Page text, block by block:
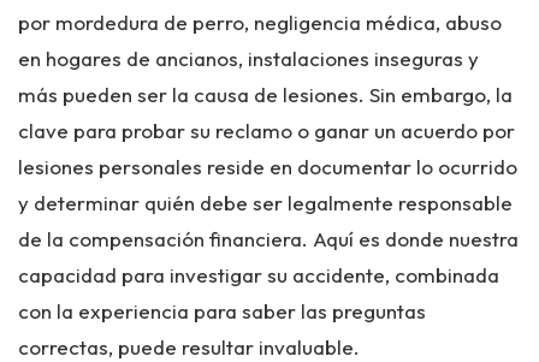
por mordedura de perro, negligencia médica, abuso
en hogares de ancianos, instalaciones inseguras y
más pueden ser la causa de lesiones. Sin embargo, la
clave para probar su reclamo o ganar un acuerdo por
lesiones personales reside en documentar lo ocurrido
y determinar quién debe ser legalmente responsable
de la compensación financiera. Aquí es donde nuestra
capacidad para investigar su accidente, combinada
con la experiencia para saber las preguntas
correctas, puede resultar invaluable.